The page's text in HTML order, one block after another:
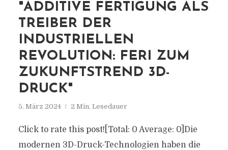
"ADDITIVE FERTIGUNG ALS
TREIBER DER
INDUSTRIELLEN
REVOLUTION: FERI ZUM
ZUKUNFTSTREND 3D-
DRUCK"
5. März 2024 2 Min. Lesedauer
Click to rate this post![Total: 0 Average: 0]Die
modernen 3D-Druck-Technologien haben die